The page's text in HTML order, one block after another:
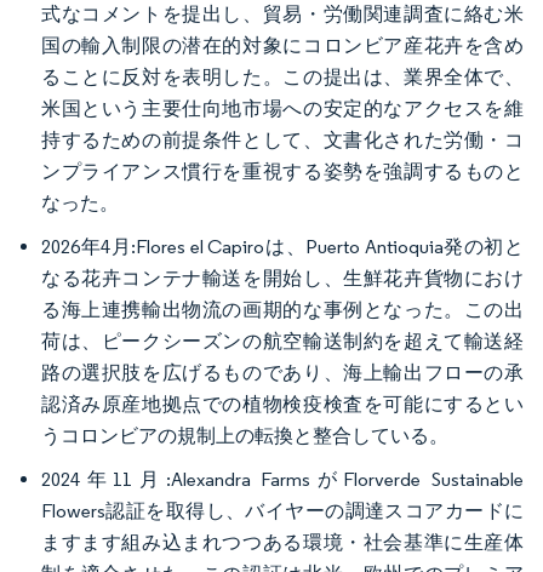
式なコメントを提出し、貿易・労働関連調査に絡む米
国の輸入制限の潜在的対象にコロンビア産花卉を含め
ることに反対を表明した。この提出は、業界全体で、
米国という主要仕向地市場への安定的なアクセスを維
持するための前提条件として、文書化された労働・コ
ンプライアンス慣行を重視する姿勢を強調するものと
なった。
2026年4月:Flores el Capiroは、Puerto Antioquia発の初と
なる花卉コンテナ輸送を開始し、生鮮花卉貨物におけ
る海上連携輸出物流の画期的な事例となった。この出
荷は、ピークシーズンの航空輸送制約を超えて輸送経
路の選択肢を広げるものであり、海上輸出フローの承
認済み原産地拠点での植物検疫検査を可能にするとい
うコロンビアの規制上の転換と整合している。
2024年11月:Alexandra FarmsがFlorverde Sustainable
Flowers認証を取得し、バイヤーの調達スコアカードに
ますます組み込まれつつある環境・社会基準に生産体